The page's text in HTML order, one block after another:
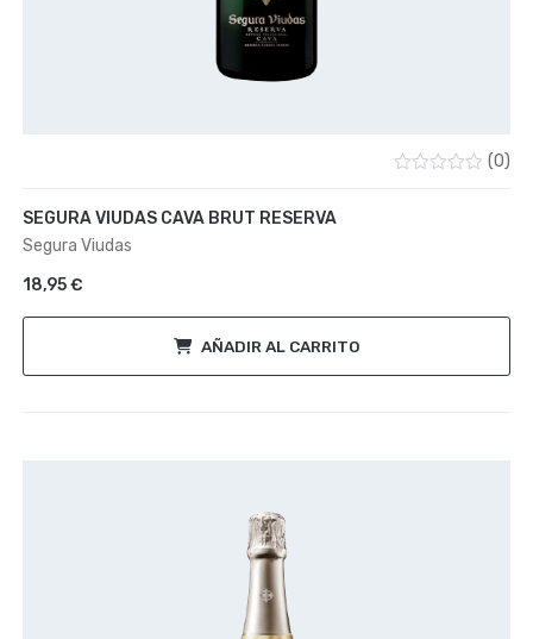
(0)
SEGURA VIUDAS CAVA BRUT RESERVA
Segura Viudas
18,95€
AÑADIR AL CARRITO